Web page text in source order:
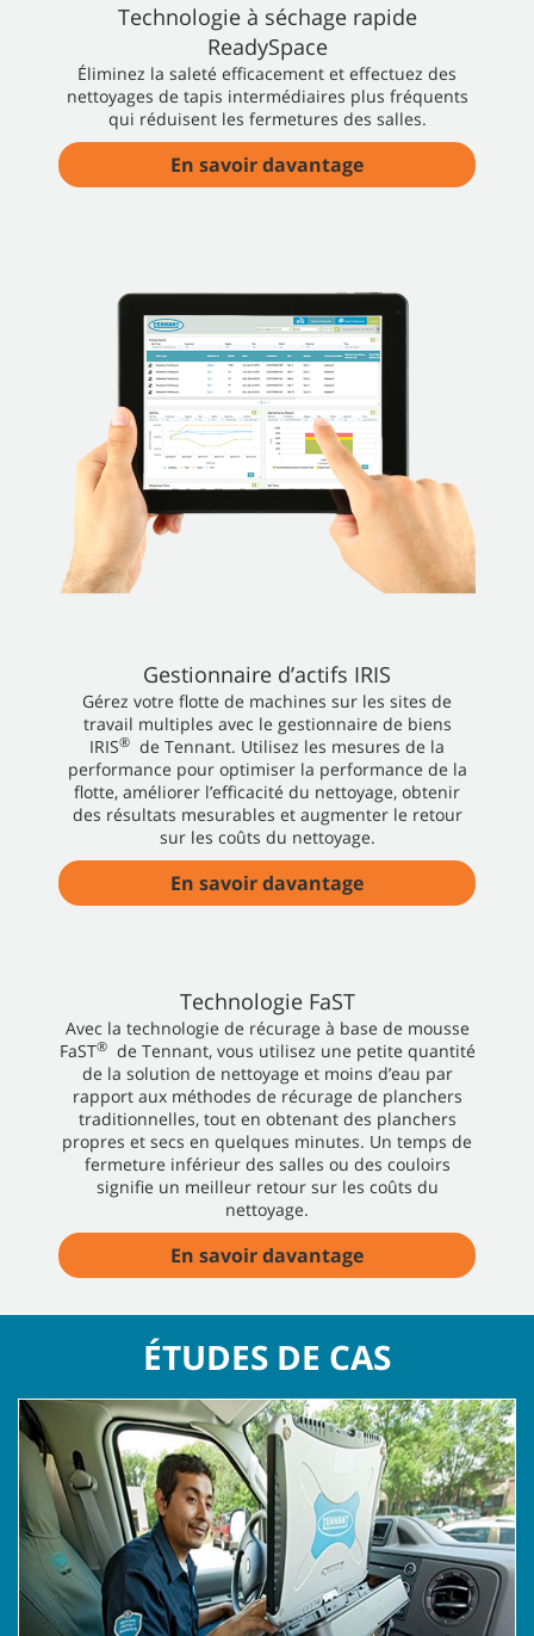
Technologie à séchage rapide
ReadySpace
Éliminez la saleté efficacement et effectuez des
nettoyages de tapis intermédiaires plus fréquents
qui réduisent les fermetures des salles.
En savoir davantage
Gestionnaire d’actifs IRIS
Gérez votre flotte de machines sur les sites de
travail multiples avec le gestionnaire de biens
IRIS® de Tennant. Utilisez les mesures de la
performance pour optimiser la performance de la
flotte, améliorer l’efficacité du nettoyage, obtenir
des résultats mesurables et augmenter le retour
sur les coûts du nettoyage.
En savoir davantage
Technologie FaST
Avec la technologie de récurage à base de mousse
FaST®de Tennant, vous utilisez une petite quantité
de la solution de nettoyage et moins d’eau par
rapport aux méthodes de récurage de planchers
traditionnelles, tout en obtenant des planchers
propres et secs en quelques minutes. Un temps de
fermeture inférieur des salles ou des couloirs
signifie un meilleur retour sur les coûts du
nettoyage.
En savoir davantage
ÉTUDES DE CAS